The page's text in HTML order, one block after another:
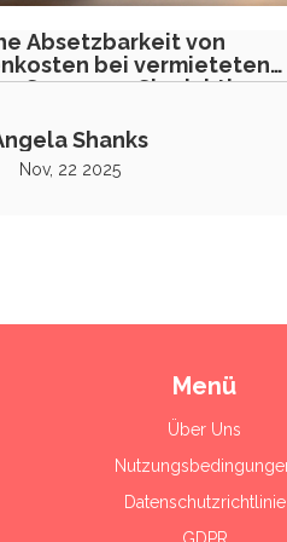
Absetzbarkeit von
bei vermieteten
So sparen Sie richtig
Shanks
Nov, 22 2025
Menü
Über Uns
Datenschutzrichtlinie
GDPR